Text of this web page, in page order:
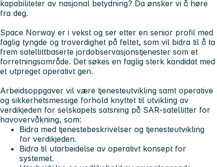
kapabiliteter av nasjonal betydning? Da ønsker vi å høre
fra deg.
Space Norway er i vekst og ser etter en senior profil med
faglig tyngde og troverdighet på feltet, som vil bidra til å ta
frem satellittbaserte jordobservasjonstjenester som et
forretningsområde. Det søkes en faglig sterk kandidat med
et utpreget operativt gen.
Arbeidsoppgaver vil være tjenesteutvikling samt operative
og sikkerhetsmessige forhold knyttet til utvikling av
verdikjeden for selskapets satsning på SAR-satellitter for
havovervåkning, som:
Bidra med tjenestebeskrivelser og tjenesteutvikling
for verdikjeden.
Bidra til utarbeidelse av operativt konsept for
systemet.